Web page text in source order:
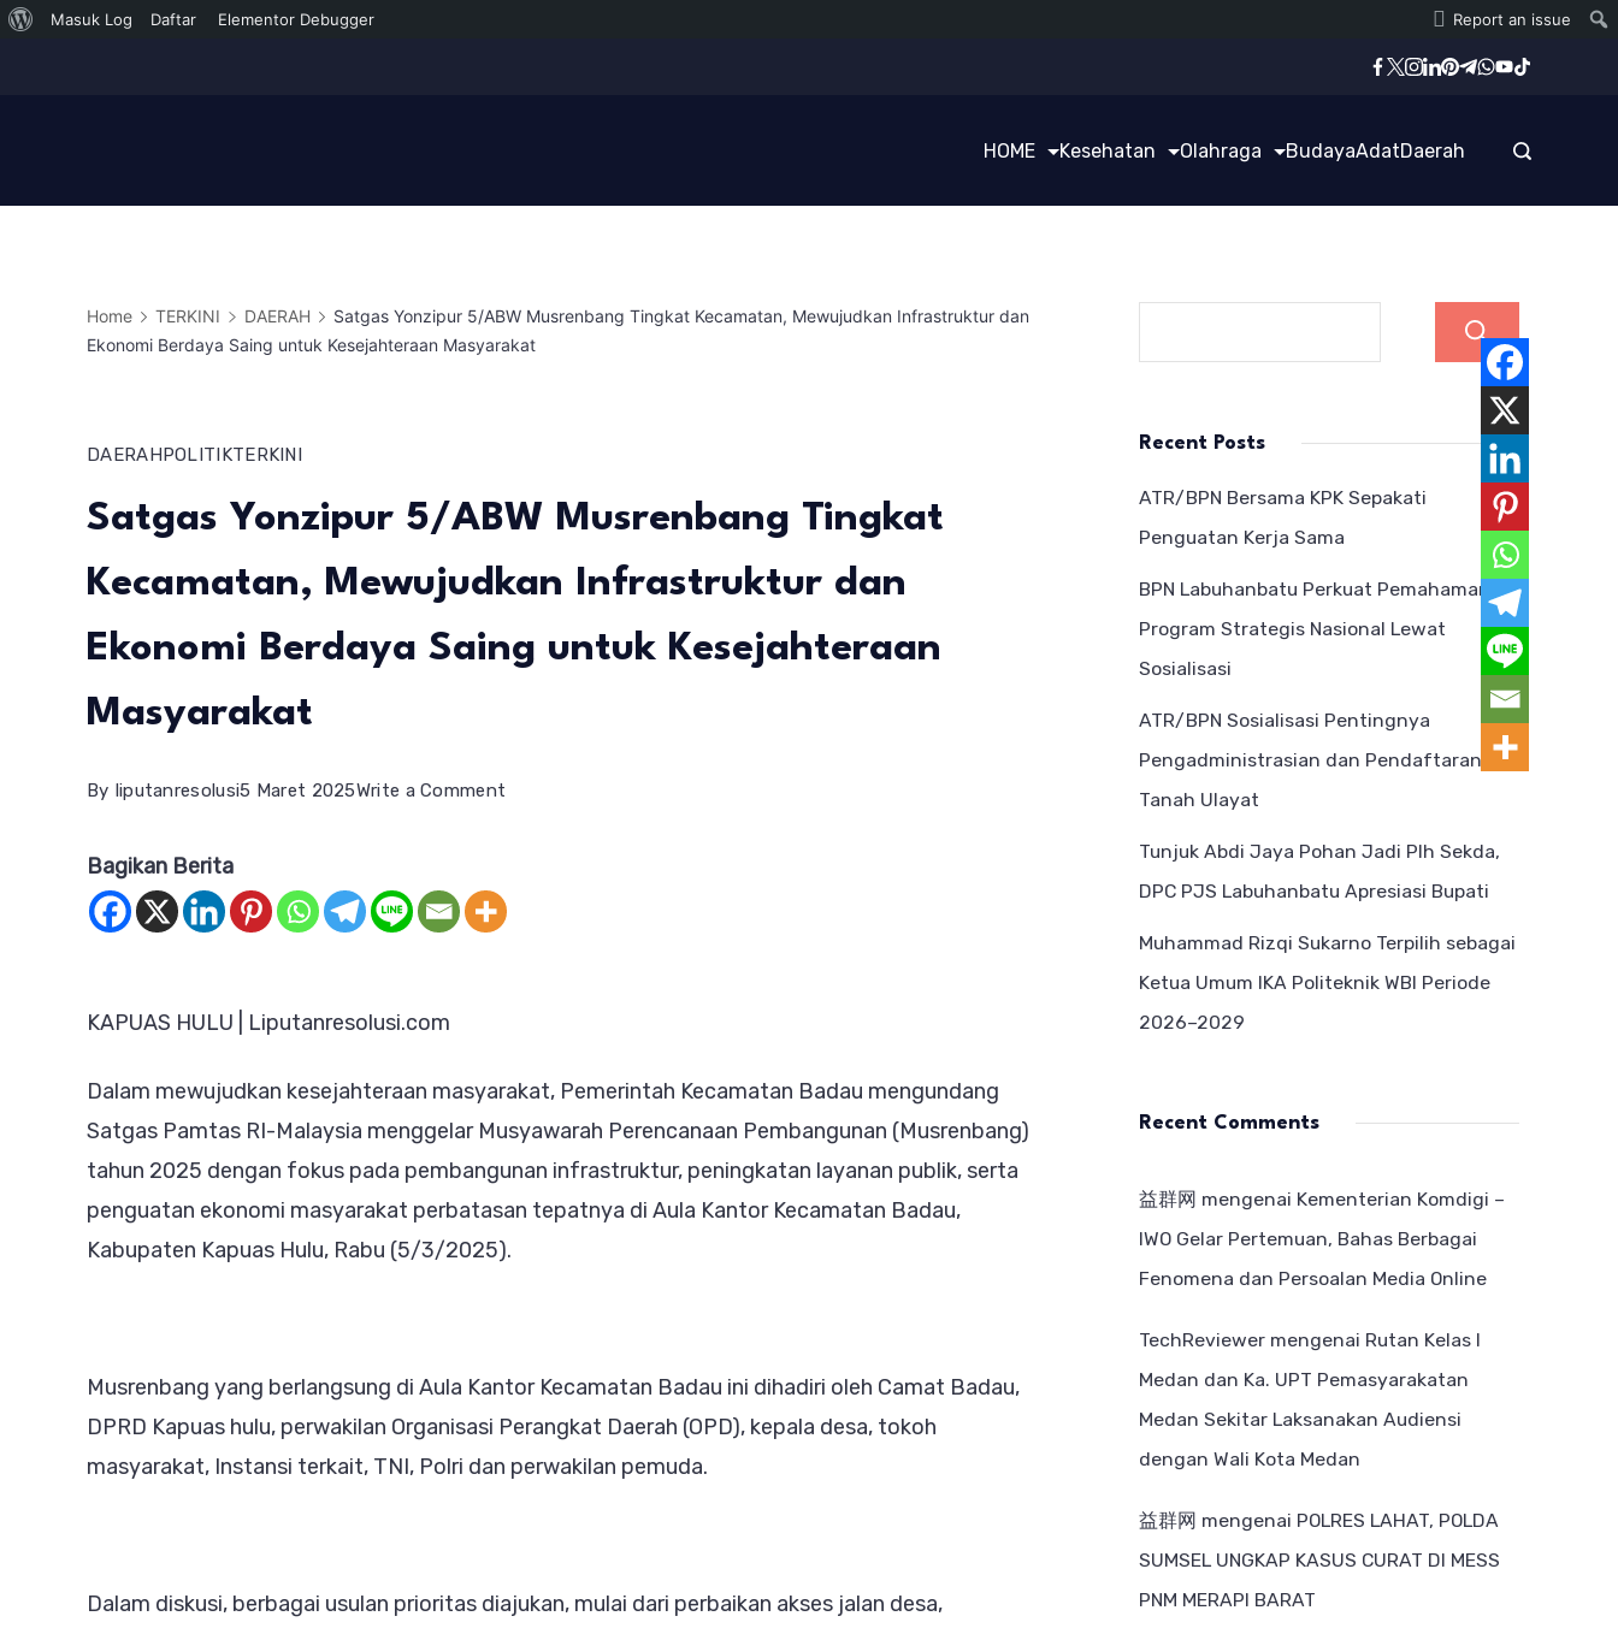
Tentang
Masuk Log Daftar Elementor Debugger Report an issue
HOME Kesehatan Olahraga BudayaAdatDaerah
Home TERKINI DAERAH
Satgas Yonzipur 5/ABW Musrenbang Tingkat Kecamatan, Mewujudkan Infrastruktur dan
Ekonomi Berdaya Saing untuk Kesejahteraan Masyarakat
DAERAHPOLITIKTERKINI
Satgas Yonzipur 5/ABW Musrenbang Tingkat
Kecamatan, Mewujudkan Infrastruktur dan
Ekonomi Berdaya Saing untuk Kesejahteraan
Masyarakat
By liputanresolusi5 Maret 2025Write a Comment
5/ABW
Infrastruktur
dan
Berdaya
Masyarakat
Bagikan Berita
KAPUAS HULU | Liputanresolusi.com
Dalam mewujudkan kesejahteraan masyarakat, Pemerintah Kecamatan Badau mengundang
Satgas Pamtas RI-Malaysia menggelar Musyawarah Perencanaan Pembangunan (Musrenbang)
tahun 2025 dengan fokus pada pembangunan infrastruktur, peningkatan layanan publik, serta
penguatan ekonomi masyarakat perbatasan tepatnya di Aula Kantor Kecamatan Badau,
Kabupaten Kapuas Hulu, Rabu (5/3/2025).
Musrenbang yang berlangsung di Aula Kantor Kecamatan Badau ini dihadiri oleh Camat Badau,
DPRD Kapuas hulu, perwakilan Organisasi Perangkat Daerah (OPD), kepala desa, tokoh
masyarakat, Instansi terkait, TNI, Polri dan perwakilan pemuda.
Dalam diskusi, berbagai usulan prioritas diajukan, mulai dari perbaikan akses jalan desa,
Recent Posts
ATR/BPN Bersama KPK Sepakati
Penguatan Kerja Sama
BPN Labuhanbatu Perkuat Pemahaman
Program Strategis Nasional Lewat
Sosialisasi
ATR/BPN Sosialisasi Pentingnya
Pengadministrasian dan Pendaftaran
Tanah Ulayat
Tunjuk Abdi Jaya Pohan Jadi Plh Sekda,
DPC PJS Labuhanbatu Apresiasi Bupati
Muhammad Rizqi Sukarno Terpilih sebagai
Ketua Umum IKA Politeknik WBI Periode
2026–2029
Recent Comments
益群网 mengenai Kementerian Komdigi –
IWO Gelar Pertemuan, Bahas Berbagai
Fenomena dan Persoalan Media Online
TechReviewer mengenai Rutan Kelas I
Medan dan Ka. UPT Pemasyarakatan
Medan Sekitar Laksanakan Audiensi
dengan Wali Kota Medan
益群网 mengenai POLRES LAHAT, POLDA
SUMSEL UNGKAP KASUS CURAT DI MESS
PNM MERAPI BARAT